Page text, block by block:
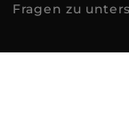
Fragen zu